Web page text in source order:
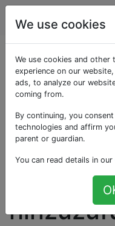
einen
Testen
We use cookies
We use cookies and
experience on our
ads, to analyze our
coming from.
By continuing, you
technologies and affirm
parent or guardian.
You can read details in our